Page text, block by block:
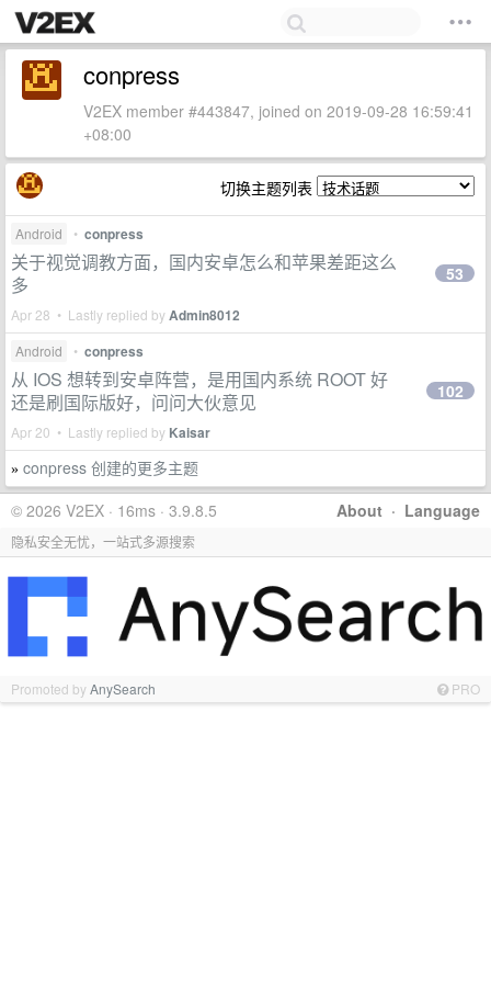
conpress
V2EX member #443847, joined on 2019-09-28 16:59:41
+08:00
切换主题列表
Android • conpress
关于视觉调教方面，国内安卓怎么和苹果差距这么
多
Apr 28 • Lastly replied byAdmin8012
53
Android • conpress
从 IOS 想转到安卓阵营，是用国内系统 ROOT 好
还是刷国际版好，问问大伙意见
Apr 20 • Lastly replied by Kaisar
102
» conpress 创建的更多主题
About · Language
© 2026 V2EX · 16ms · 3.9.8.5
隐私安全无忧，一站式多源搜索
Promoted byAnySearch PRO